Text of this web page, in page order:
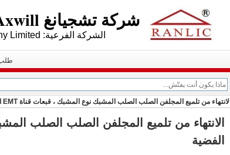
شركة تشجيانغ Axwill الكهربائية المحدودة.
الشركة الفرعية: Hangzhou Lianli Electrical Company Limited
الانتهاء من تلميع المجلفن الصلب الصلب المشبك نوع المشبك ، قبعات قناة EMT الفضية
الفضية